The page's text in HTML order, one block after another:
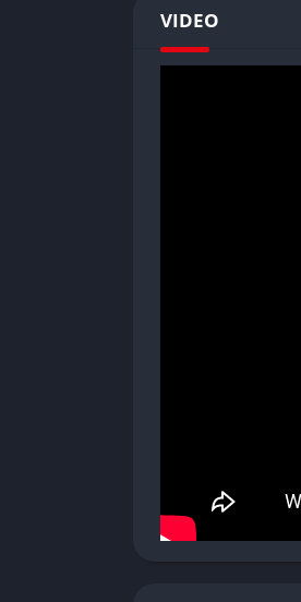
Modalità di
progetti
VIDEO